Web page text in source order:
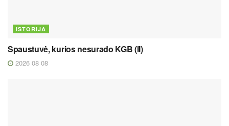
ISTORIJA
Spaustuvė, kurios nesurado KGB (II)
2026 08 08